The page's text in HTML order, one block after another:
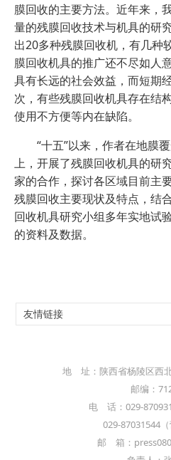
膜回收的主要方法。近年来，
量的残膜回收技术与机具的研
出20多种残膜回收机，有几种
膜回收机具的推广还不尽如人
具有长远的社会效益，而短期
次，有些残膜回收机具存在结
使用不方便等内在缺陷。
“十五”以来，作者在地膜
上，开展了残膜回收机具的研
家的合作，探讨各区域目前主
残膜回收主要现状及特点，结
回收机具研究小组多年实地试
的资料及数据。
友情链接
地 址：陕西省杨陵区西
邮编：
电 话：029-
029-87031544（
邮 箱：